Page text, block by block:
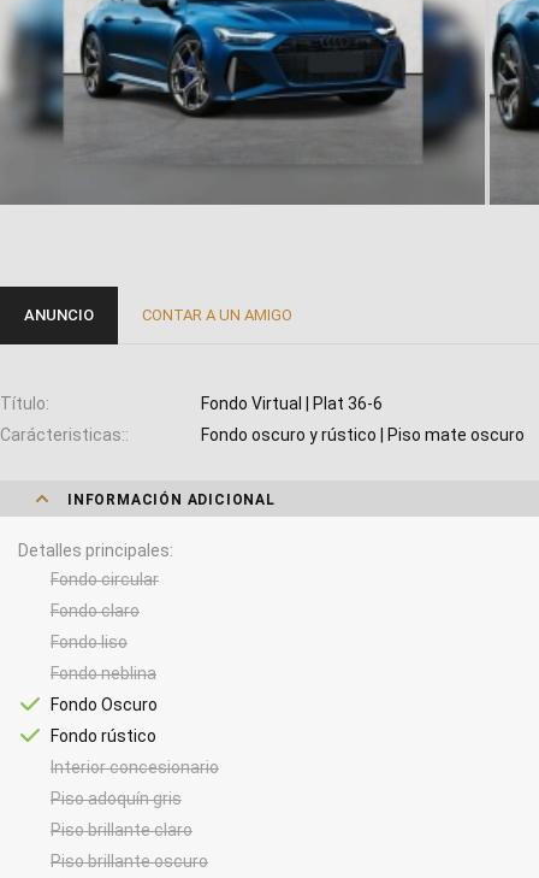
ANUNCIO CONTAR A UN AMIGO
Título
Fondo Virtual | Plat 36-6
Carácteristicas:
Fondo oscuro y rústico | Piso mate oscuro
INFORMACIÓN ADICIONAL
Detalles principales
Fondo circular
Fondo claro
Fondo liso
Fondo neblina
Fondo Oscuro
Fondo rústico
Interior concesionario
Piso adoquín gris
Piso brillante claro
Piso brillante oscuro